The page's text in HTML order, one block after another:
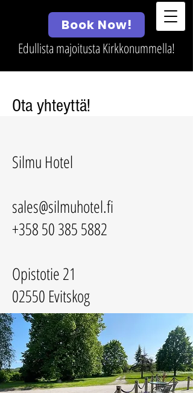
Silmu Hotel
Edullista majoitusta Kirkkonummella!
Book Now!
Ota yhteyttä!
Silmu Hotel
sales@silmuhotel.fi
+358 50 385 5882
Opistotie 21
02550 Evitskog